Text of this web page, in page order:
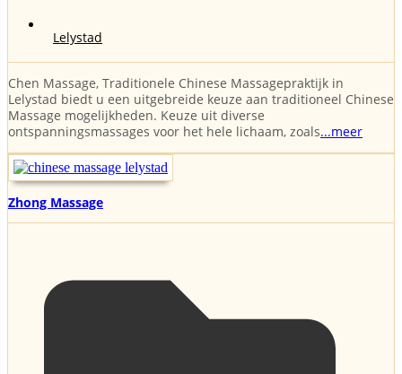
Lelystad
Chen Massage, Traditionele Chinese Massagepraktijk in
Lelystad biedt u een uitgebreide keuze aan traditioneel Chinese
Massage mogelijkheden. Keuze uit diverse
ontspanningsmassages voor het hele lichaam, zoals...meer
Zhong Massage